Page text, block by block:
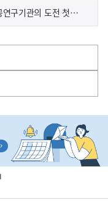
기술혁신을 위한 동행, 중견기업과 공공연구기관의 도전 첫걸음